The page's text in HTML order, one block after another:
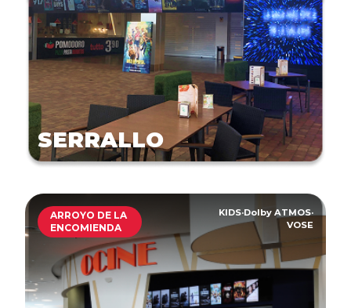
SERRALLO
ARROYO DE LA
ENCOMIENDA
KIDS·Dolby ATMOS·
VOSE